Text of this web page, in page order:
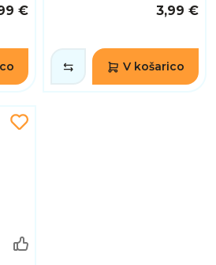
€ 3,99 €
V košarico